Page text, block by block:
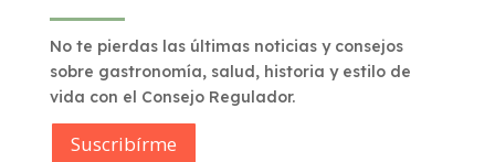
No te pierdas las últimas noticias y consejos
sobre gastronomía, salud, historia y estilo de
vida con el Consejo Regulador.
Suscribírme